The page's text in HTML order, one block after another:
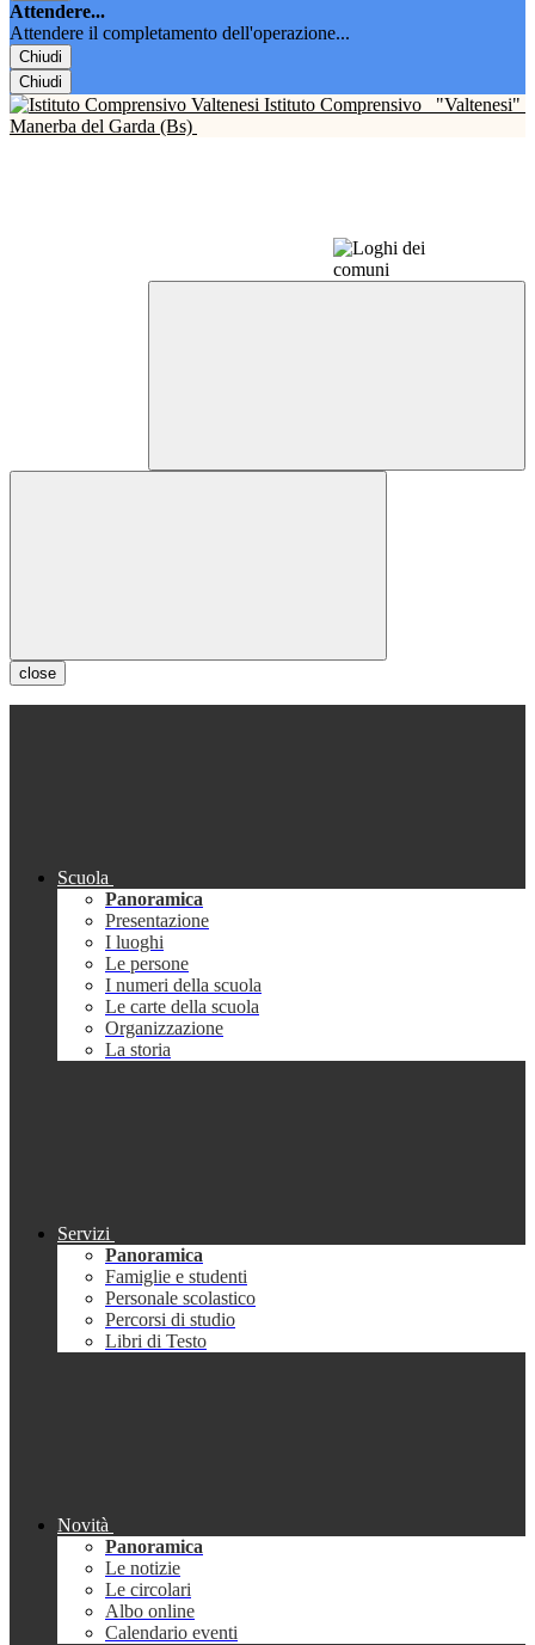
Attendere...
Attendere il completamento dell'operazione...
Chiudi
Chiudi
Istituto Comprensivo
"Valtenesi"
Manerba del Garda (Bs)
close
Scuola
Panoramica
Presentazione
I luoghi
Le persone
I numeri della scuola
Le carte della scuola
Organizzazione
La storia
Servizi
Panoramica
Famiglie e studenti
Personale scolastico
Percorsi di studio
Libri di Testo
Novità
Panoramica
Le notizie
Le circolari
Albo online
Calendario eventi